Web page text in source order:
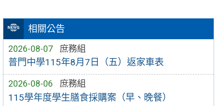
相關公告
2026-08-07 庶務組
普門中學115年8月7日（五）返家車表
2026-08-06 庶務組
115學年度學生膳食採購案（早、晚餐）